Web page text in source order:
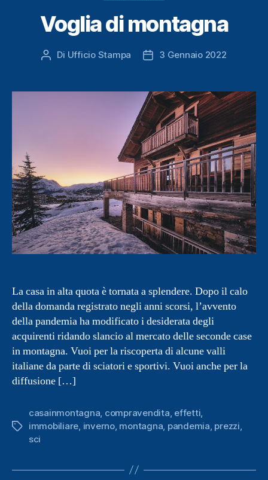
Voglia di montagna
Autore
Di Ufficio Stampa
Data3 Gennaio 2022
La casa in alta quota è tornata a splendere. Dopo il calo
della domanda registrato negli anni scorsi, l’avvento
della pandemia ha modificato i desiderata degli
acquirenti ridando slancio al mercato delle seconde case
in montagna. Vuoi per la riscoperta di alcune valli
italiane da parte di sciatori e sportivi. Vuoi anche per la
diffusione […]
Tag
casainmontagna, compravendita, effetti,
immobiliare, inverno, montagna, pandemia, prezzi,
sci